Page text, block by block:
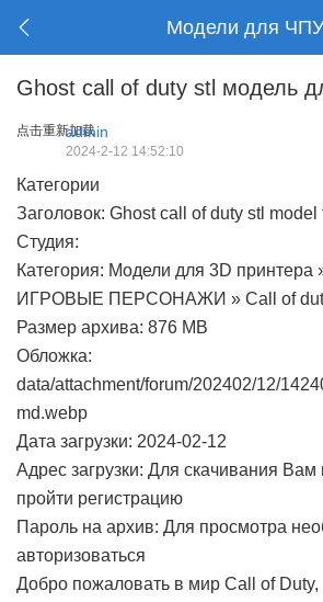
Модели для ЧПУ
Ghost call of duty stl модель
点击重新加载
admin
2024-2-12 14:52:10
Категории
Заголовок: Ghost call of duty stl
Студия:
Категория: Модели для 3D
ИГРОВЫЕ ПЕРСОНАЖИ » Сall of
Размер архива: 876 MB
Обложка:
data/attachment/forum/202402/12/
md.webp
Дата загрузки: 2024-02-12
Адрес загрузки: Для скачивания
пройти регистрацию
Пароль на архив: Для просмотра
авторизоваться
Добро пожаловать в мир Call of